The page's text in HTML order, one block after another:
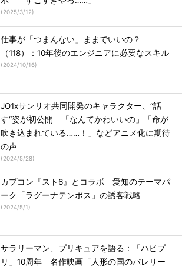
(2025/3/12)
仕事が「つまんない」ままでいいの？
（118）：10年後のエンジニアに必要なスキル
(2024/10/16)
JO1xサンリオ共同開発のキャラクター、“話
す“姿が初公開 「なんてかわいいの」「命が
吹き込まれている……！」などアニメ化に期待
の声
(2024/5/28)
カプコン『スト6』とコラボ 愛知のテーマパ
ーク「ラグーナテンボス」の誘客戦略
(2024/5/1)
サラリーマン、プリキュアを語る：「ハピプ
リ」10周年 名作映画「人形の国のバレリー